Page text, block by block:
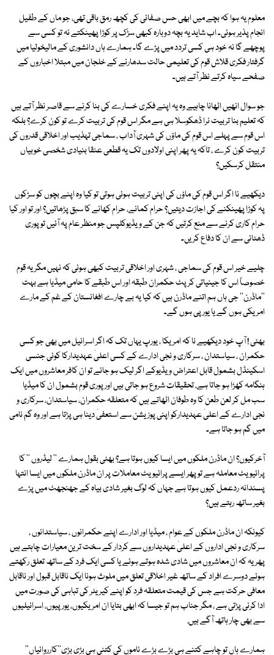
معلوم یہ ہوا کہ بچے میں ابھی حس صفائی کی کچھ رمق باقی تھی، جو ماں کے طفیل
انجام پذیر ہوئی۔ اب شاید یہ بچہ دوبارہ کبھی سڑک پر کوڑا پھینکتے نہ تو کسی سے
پوچھے گا نہ خود ہی کسی تردد میں پڑے گا۔ ہمارے ہاں دانشوری کے مالیخولیا میں
گرفتار فکری قلاش قوم کی تعلیمی حالت سدھارنے کے خلجان میں مبتلا اخباروں کے
صفحے سیاہ کرتے نظر آتے ہیں۔
جو سوال انھیں اٹھانا چاہیے وہ یہ اپنے فکری خسارے کی بنا کرنے سے قاصر نظر آتے ہیں
کہ تعلیم بنا تربیت نرا ڈھکوسلا ہی ہے مگر اس قوم کی تربیت کرے تو کون کرے؟ بلکہ
اس قوم سے پہلے اس قوم کی ماؤں کی شہری آداب ، سماجی تہذیب اور اخلاقی قدروں کی
تربیت کون کرے ، تاکہ یہ پھر اپنی اولادوں تک یہ قطعی عنقا بنیادی شخصی خوبیاں
منتقل کرسکیں؟
دیکھیے نا اگر اس قوم کی ماؤں کی اپنی تربیت ہوئی ہوتی تو کیا وہ اپنے بچوں کو سڑکوں
پہ کوڑا پھینکنے کی اجازت دیتیں؟ حرام کمانے، حرام کھانے کا سبق پڑھاتیں؟ اور تو اور کیا
حرام کاری کرنے سے منع کرتیں کہ جن کے ویڈیوکلپس جو منظر عام پہ آئیں تو پوری
ڈھٹائی سے ان کا دفاع کریں۔
چلیے خیر اس قوم کی سماجی ، شہری اور اخلاقی تربیت کبھی ہوئی کہ نہیں مگر یہ قوم
خصوصاً اس کا جینیاتی کرپٹ حکمران طبقہ اور اس طبقے کا حامی میڈیا ہے بہت
''ماڈرن'' جی ہاں ہم اتنے ماڈرن ہیں کہ کیا یہ بے چارے افغانستان کے غم کے مارے
امریکی ہوں گے یا یورپی ہوں گے۔
بھئی ! آپ خود دیکھیے نا کہ امریکا ، یورپ یہاں تک کہ اگر اسرائیل میں بھی جو کسی
حکمران ، سیاستدان ، سرکاری و نجی ادارے کے کسی اعلیٰ عہدیدارکا کوئی جنسی
اسکینڈل بشمول قابل اعتراض ویڈیوکے اگر لیک ہو جائے تو ان کافر معاشروں میں ایک
ہنگامہ کھڑا ہو جاتا ہے، تحقیقات شروع ہو جاتی ہیں اور پوری قوم بشمول ان کا میڈیا
سب مل کر لعن طعن کا وہ طوفان اٹھاتے ہیں کہ متعلقہ حکمران، سیاستدان، سرکاری و
نجی ادارے کے اعلیٰ عہدیدارکو اپنی پوزیشن سے استعفیٰ دینا ہی پڑتا ہے اور وہ گم نامی
میں گم ہو جاتا ہے۔
آخرکیوں؟ ان ماڈرن ملکوں میں ایسا کیوں ہوتا ہے؟ بھئی بقول ہمارے '' لیڈروں '' کا
پرائیویٹ معاملہ ہے تو پھر ایسے پرائیویٹ معاملات پر ان ماڈرن ملکوں میں ایسا انتہا
پسندانہ ردعمل کیوں ہوتا ہے جہاں کہ لوگ بغیر شادی بیاہ کے جھنجھٹ میں پڑے
بغیر ساتھ رہتے ہیں؟
کیونکہ ان ماڈرن ملکوں کے عوام ، میڈیا اور ادارے اپنے حکمرانوں ، سیاستدانوں ،
سرکاری و نجی اداروں کے اعلیٰ عہدیداروں سے کردار کے سخت ترین معیارات چاہتے ہیں
پھر یہ کہ ان معاشروں میں شادی شدہ ہوتے ہوئے یا کسی ایک فرد کے ساتھ تعلق رکھتے
ہوئے دوسرے افراد کے ساتھ غیر اخلاقی تعلق میں ملوث ہونا ایک ناقابل قبول اور ناقابل
معافی حرکت ہے جس کی قیمت متعلقہ فرد کو اپنے کیریئر کی تباہی کی صورت میں
ادا کرنی پڑتی ہے ، مگر جناب ہم تو جیسا کہ ابھی بتایا ان امریکیوں، یورپیوں، اسرائیلیوں
سے بھی چار ہاتھ آگے ہیں.
ہمارے ہاں تو چاہے کتنے ہی بڑے بڑے ناموں کی کتنی ہی بڑی بڑی''کارروائیاں''